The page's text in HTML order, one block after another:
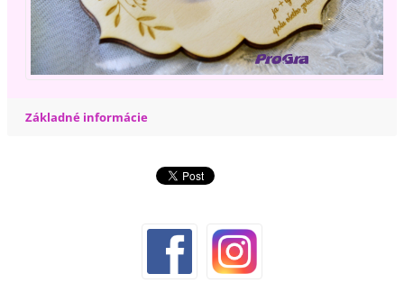
Základné informácie